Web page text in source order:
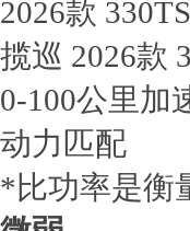
2026款
揽巡 2026款
0-100公里加
动力匹配
* 比功率是衡